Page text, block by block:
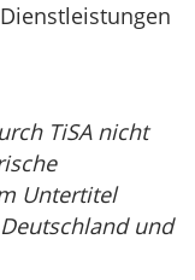
TiSA nicht
Untertitel
und